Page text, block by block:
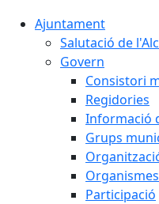
Ajuntament
Salutació de
Govern
Consistori
Regidories
Informació
Grups
Participació